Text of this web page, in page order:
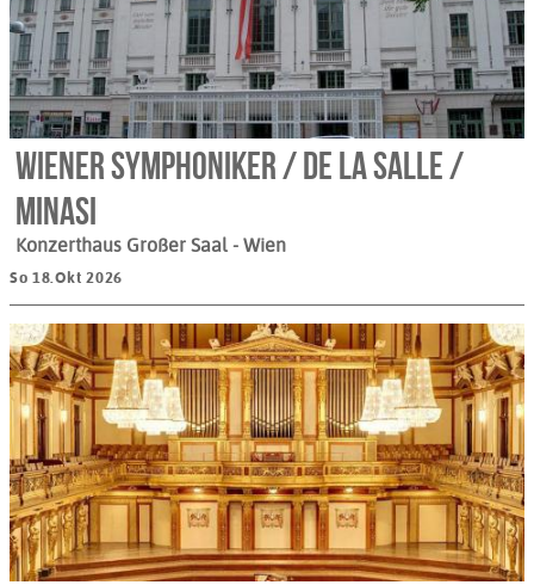
Wiener Symphoniker / de la Salle /
Minasi
Konzerthaus Großer Saal - Wien
So 18.Okt 2026